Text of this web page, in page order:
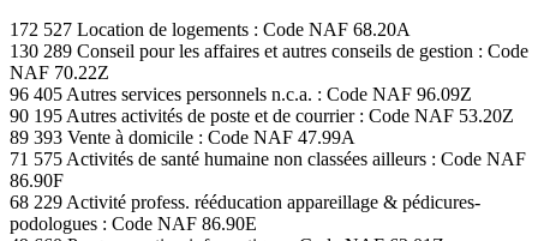
172 527 Location de logements : Code NAF 68.20A
130 289 Conseil pour les affaires et autres conseils de gestion : Code
NAF 70.22Z
96 405 Autres services personnels n.c.a. : Code NAF 96.09Z
90 195 Autres activités de poste et de courrier : Code NAF 53.20Z
89 393 Vente à domicile : Code NAF 47.99A
71 575 Activités de santé humaine non classées ailleurs : Code NAF
86.90F
68 229 Activité profess. rééducation appareillage & pédicures-
podologues : Code NAF 86.90E